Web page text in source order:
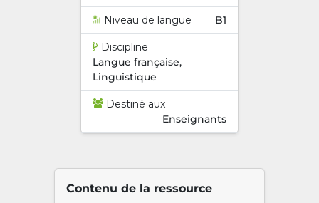
Niveau de langue B1
Discipline
Langue française,
Linguistique
Destiné aux
Enseignants
Contenu de la ressource